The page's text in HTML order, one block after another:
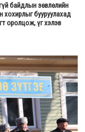
байдлын зөвлөлийн
хохирлыг бууруулахад
оролцож, үг хэлэв